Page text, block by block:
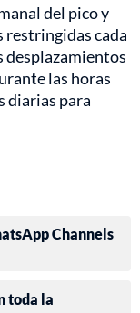
del pico y
restringidas cada
desplazamientos
las horas
diarias para
Channels
toda la